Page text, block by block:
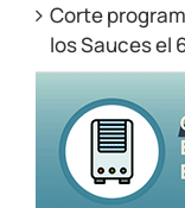
Corte
los Sauces el